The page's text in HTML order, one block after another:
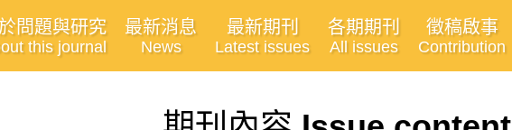
問題與研究
this journal
最新消息
News
最新期刊
Latest issues
各期期刊
All issues
徵稿啟事
Contribution